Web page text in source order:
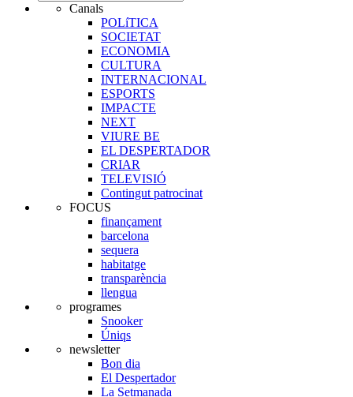
Canals
POLíTICA
SOCIETAT
ECONOMIA
CULTURA
INTERNACIONAL
ESPORTS
IMPACTE
NEXT
VIURE BE
EL DESPERTADOR
CRIAR
TELEVISIÓ
Contingut patrocinat
FOCUS
finançament
barcelona
sequera
habitatge
transparència
llengua
programes
Snooker
Úniqs
newsletter
Bon dia
El Despertador
La Setmanada